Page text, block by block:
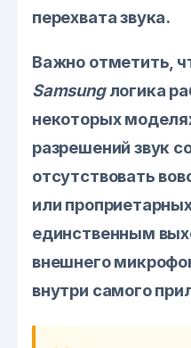
перехвата звука.
Важно отметить,
Samsungлогика
некоторых
разрешений звук
отсутствовать
или
единственным
внешнего
внутри самого